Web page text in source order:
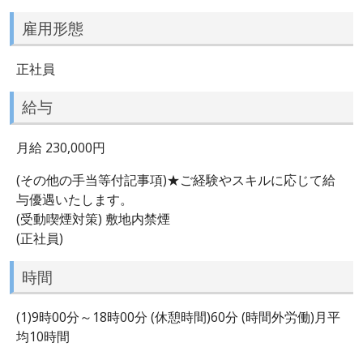
雇用形態
正社員
給与
月給 230,000円
(その他の手当等付記事項)★ご経験やスキルに応じて給
与優遇いたします。
(受動喫煙対策) 敷地内禁煙
(正社員)
時間
(1)9時00分～18時00分 (休憩時間)60分 (時間外労働)月平
均10時間